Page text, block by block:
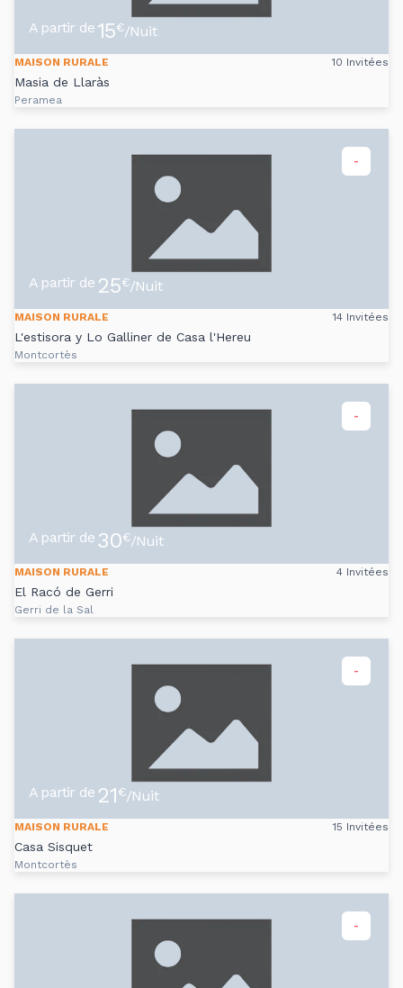
A partir de 15€/Nuit
MAISON RURALE 10 Invitées
Masia de Llaràs
Peramea
-
A partir de 25€/Nuit
MAISON RURALE 14 Invitées
L'estisora y Lo Galliner de Casa l'Hereu
Montcortès
-
A partir de 30€/Nuit
MAISON RURALE 4 Invitées
El Racó de Gerri
Gerri de la Sal
-
A partir de 21€/Nuit
MAISON RURALE 15 Invitées
Casa Sisquet
Montcortès
-